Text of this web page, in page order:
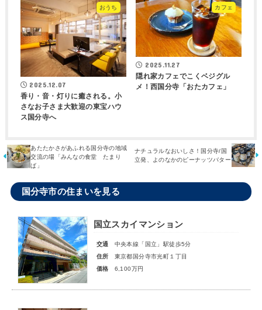
おうち
2025.12.07
香り・音・灯りに癒される。小
さなお子さま大歓迎の東宝ハウ
ス国分寺へ
カフェ
2025.11.27
隠れ家カフェでこくベジグル
メ！西国分寺「おたカフェ」
あたたかさがあふれる国分寺の地域
交流の場「みんなの食堂 たまり
ば」
ナチュラルなおいしさ！国分寺/国
立発、よのなかのピーナッツバター
国分寺市の住まいを見る
国立スカイマンション
交通
中央本線「国立」駅徒歩5分
住所
東京都国分寺市光町１丁目
価格
6,100万円